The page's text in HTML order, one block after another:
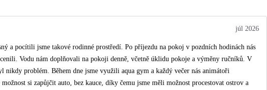
júl 2026
a pocítili jsme takové rodinné prostředí. Po příjezdu na pokoj v pozdních hodinách nás
Vodu nám doplňovali na pokoji denně, včetně úklidu pokoje a výměny ručníků. V
nikdy problém. Během dne jsme využili aqua gym a každý večer nás animátoři
si zapůjčit auto, bez kauce, díky čemu jsme měli možnost procestovat ostrov a